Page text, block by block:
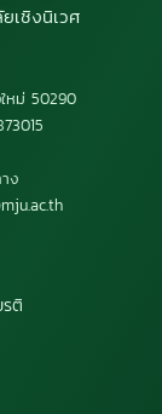
เชิงนิเวศ
หม่ 50290
ง
ติ